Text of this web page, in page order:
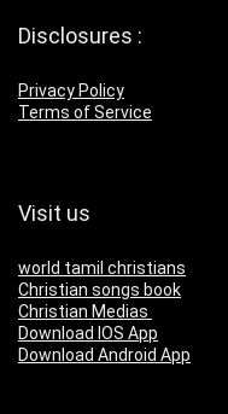
Disclosures :
Privacy Policy
Terms of Service
Visit us
world tamil christians
Christian songs book
Christian Medias
Download IOS App
Download Android App